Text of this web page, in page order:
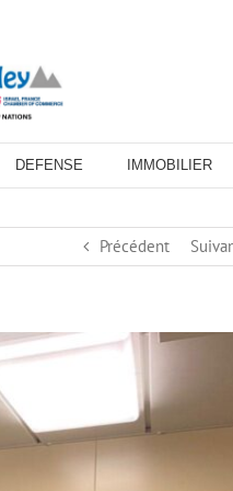
DEFENSE IMMOBILIER
Précédent